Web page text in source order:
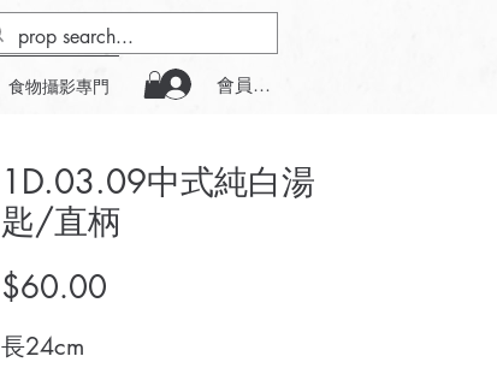
食物攝影專門 會員登入
1D.03.09中式純白湯
匙/直柄
$60.00
長24cm